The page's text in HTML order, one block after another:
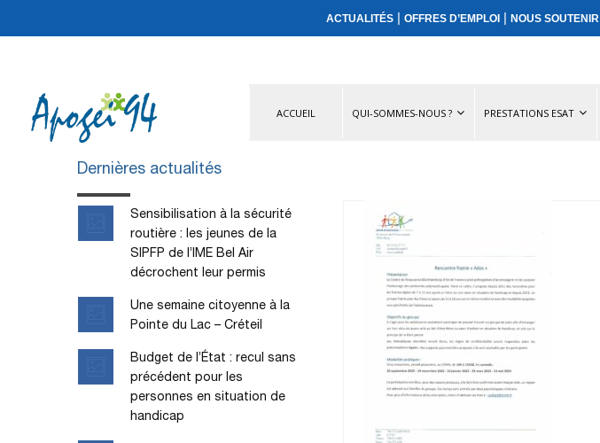
ACTUALITÉS |OFFRES D’EMPLOI |NOUS SOUTENIR
ACCUEIL QUI-SOMMES-NOUS ? PRESTATIONS ESAT
Dernières actualités
Sensibilisation à la sécurité
routière : les jeunes de la
SIPFP de l’IME Bel Air
décrochent leur permis
Une semaine citoyenne à la
Pointe du Lac – Créteil
Budget de l’État : recul sans
précédent pour les
personnes en situation de
handicap